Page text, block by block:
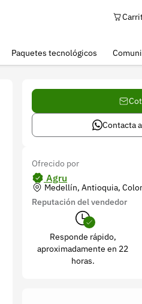
Paquetes tecnológicos
Contacta
Ofrecido por
Agru
Medellín, Antioquia,
Reputación del vendedor
Responde rápido,
aproximadamente en 22
horas.